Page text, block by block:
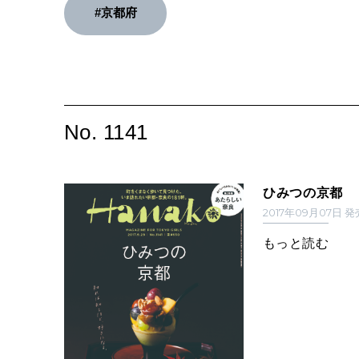
#京都府
No. 1141
ひみつの京都
2017年09月07日 発
もっと読む